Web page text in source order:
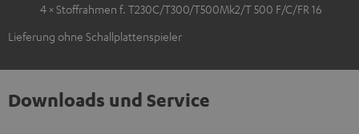
4 × Stoffrahmen f. T230C/T300/T500Mk2/T 500 F/C/FR 16
Lieferung ohne Schallplattenspieler
Downloads und Service